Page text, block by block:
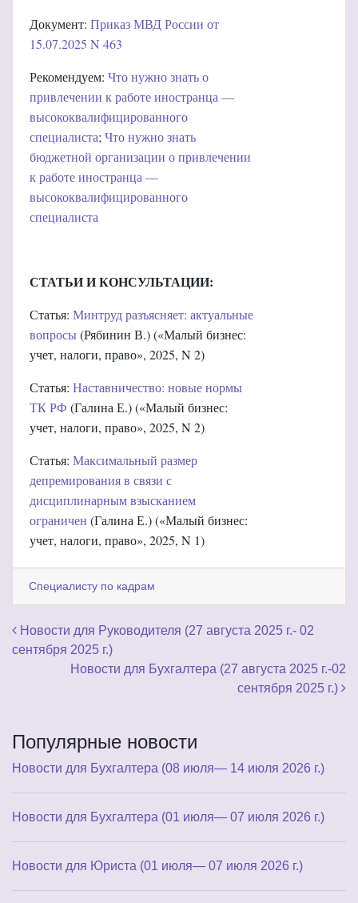
Документ: Приказ МВД России от
15.07.2025 N 463
Рекомендуем: Что нужно знать о
привлечении к работе иностранца —
высококвалифицированного
специалиста; Что нужно знать
бюджетной организации о привлечении
к работе иностранца —
высококвалифицированного
специалиста
СТАТЬИ И КОНСУЛЬТАЦИИ:
Статья: Минтруд разъясняет: актуальные
вопросы(Рябинин В.) («Малый бизнес:
учет, налоги, право», 2025, N 2)
Статья: Наставничество: новые нормы
ТК РФ (Галина Е.) («Малый бизнес:
учет, налоги, право», 2025, N 2)
Статья: Максимальный размер
депремирования в связи с
дисциплинарным взысканием
ограничен (Галина Е.) («Малый бизнес:
учет, налоги, право», 2025, N 1)
Специалисту по кадрам
Навигация по записям
Новости для Руководителя (27 августа 2025 г.- 02
сентября 2025 г.)
Новости для Бухгалтера (27 августа 2025 г.-02
сентября 2025 г.)
Популярные новости
Новости для Бухгалтера (08 июля— 14 июля 2026 г.)
Новости для Бухгалтера (01 июля— 07 июля 2026 г.)
Новости для Юриста (01 июля— 07 июля 2026 г.)